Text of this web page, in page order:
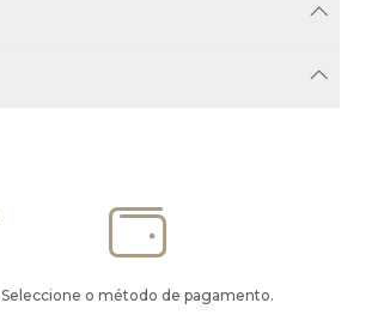
Seleccione o método de pagamento.